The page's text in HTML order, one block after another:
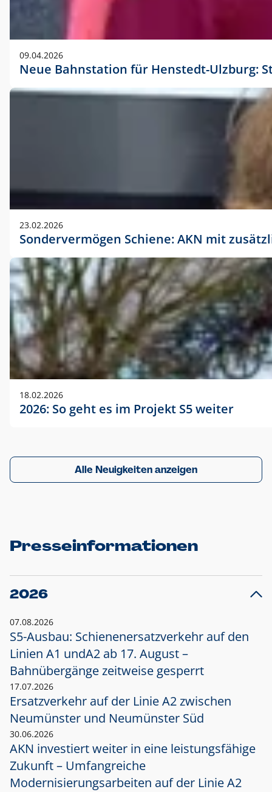
09.04.2026
Neue Bahnstation für Henstedt-Ulzburg:
23.02.2026
Sondervermögen Schiene: AKN mit
18.02.2026
2026: So geht es im Projekt S5 weiter
Alle Neuigkeiten anzeigen
Presseinformationen
2026
07.08.2026
S5-Ausbau: Schienenersatzverkehr auf den
Linien A1 undA2 ab 17. August –
Bahnübergänge zeitweise gesperrt
17.07.2026
Ersatzverkehr auf der Linie A2 zwischen
Neumünster und Neumünster Süd
30.06.2026
AKN investiert weiter in eine leistungsfähige
Zukunft – Umfangreiche
Modernisierungsarbeiten auf der Linie A2